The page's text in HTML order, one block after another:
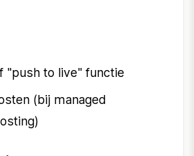
"push to live" functie
(bij managed